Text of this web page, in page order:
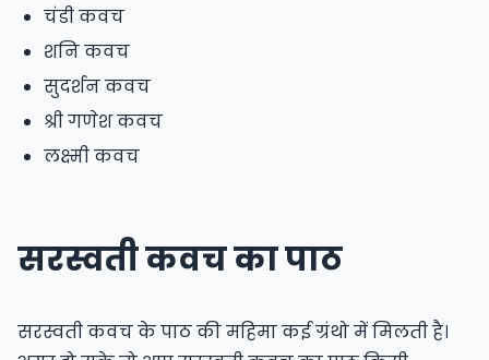
चंडी कवच
शनि कवच
सुदर्शन कवच
श्री गणेश कवच
लक्ष्मी कवच
सरस्वती कवच का पाठ
सरस्वती कवच के पाठ की महिमा कई ग्रंथो में मिलती है।